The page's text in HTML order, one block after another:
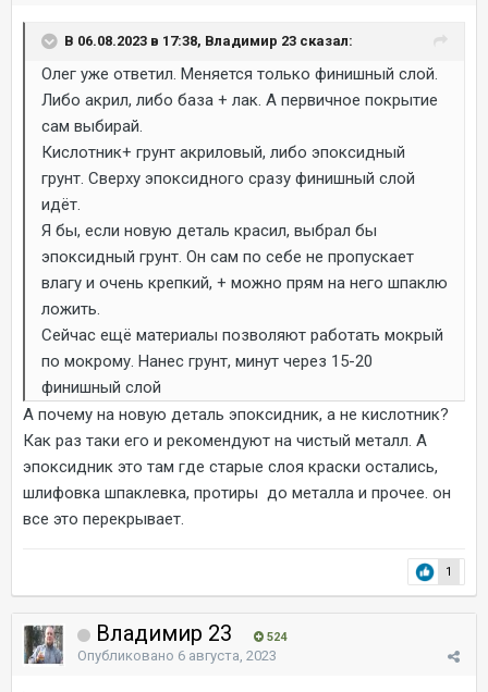
В 06.08.2023 в 17:38, Владимир 23 сказал:
Олег уже ответил. Меняется только финишный слой.
Либо акрил, либо база + лак. А первичное покрытие
сам выбирай.
Кислотник+ грунт акриловый, либо эпоксидный
грунт. Сверху эпоксидного сразу финишный слой
идёт.
Я бы, если новую деталь красил, выбрал бы
эпоксидный грунт. Он сам по себе не пропускает
влагу и очень крепкий, + можно прям на него шпаклю
ложить.
Сейчас ещё материалы позволяют работать мокрый
по мокрому. Нанес грунт, минут через 15-20
финишный слой
А почему на новую деталь эпоксидник, а не кислотник?
Как раз таки его и рекомендуют на чистый металл. А
эпоксидник это там где старые слоя краски остались,
шлифовка шпаклевка, протиры до металла и прочее. он
все это перекрывает.
1
Владимир 23 524
Опубликовано 6 августа, 2023